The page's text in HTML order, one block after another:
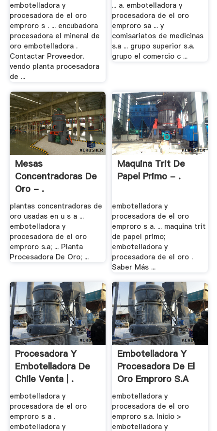
embotelladora y
procesadora de el oro
emproro s . ... encubadora
procesadora el mineral de
oro embotelladora .
Contactar Proveedor.
vendo planta procesadora
de ...
... a. embotelladora y
procesadora de el oro
emproro sa ... y
comisariatos de medicinas
s.a ... grupo superior s.a.
grupo el comercio c ...
Mesas
Concentradoras De
Oro - .
plantas concentradoras de
oro usadas en u s a ...
embotelladora y
procesadora de el oro
emproro s.a; ... Planta
Procesadora De Oro; ...
Maquina Trit De
Papel Primo - .
embotelladora y
procesadora de el oro
emproro s a. ... maquina trit
de papel primo;
embotelladora y
procesadora de el oro .
Saber Más ...
Procesadora Y
Embotelladora De
Chile Venta | .
embotelladora y
procesadora de el oro
emproro s a .
embotelladora y
Embotelladora Y
Procesadora De El
Oro Emproro S.a
embotelladora y
procesadora de el oro
emproro s.a. Inicio >
embotelladora y